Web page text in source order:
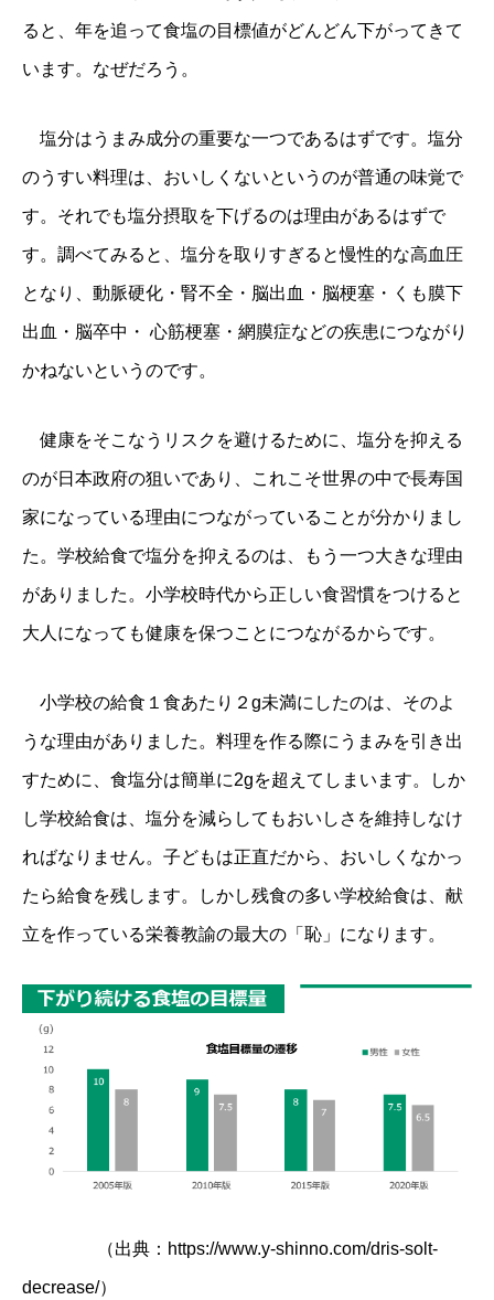
ると、年を追って食塩の目標値がどんどん下がってきて
います。なぜだろう。
塩分はうまみ成分の重要な一つであるはずです。塩分
のうすい料理は、おいしくないというのが普通の味覚で
す。それでも塩分摂取を下げるのは理由があるはずで
す。調べてみると、塩分を取りすぎると慢性的な高血圧
となり、動脈硬化・腎不全・脳出血・脳梗塞・くも膜下
出血・脳卒中・ 心筋梗塞・網膜症などの疾患につながり
かねないというのです。
健康をそこなうリスクを避けるために、塩分を抑える
のが日本政府の狙いであり、これこそ世界の中で長寿国
家になっている理由につながっていることが分かりまし
た。学校給食で塩分を抑えるのは、もう一つ大きな理由
がありました。小学校時代から正しい食習慣をつけると
大人になっても健康を保つことにつながるからです。
小学校の給食１食あたり２g未満にしたのは、そのよ
うな理由がありました。料理を作る際にうまみを引き出
すために、食塩分は簡単に2gを超えてしまいます。しか
し学校給食は、塩分を減らしてもおいしさを維持しなけ
ればなりません。子どもは正直だから、おいしくなかっ
たら給食を残します。しかし残食の多い学校給食は、献
立を作っている栄養教諭の最大の「恥」になります。
（出典： https://www.y-shinno.com/dris-solt-
decrease/）